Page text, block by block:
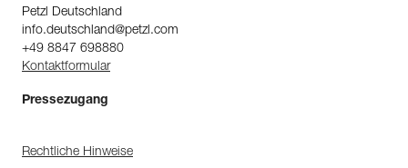
Petzl Deutschland
info.deutschland@petzl.com
+49 8847 698880
Kontaktformular
Pressezugang
Rechtliche Hinweise